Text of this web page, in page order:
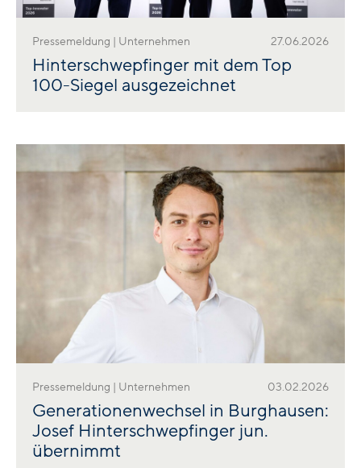
Pressemeldung | Unternehmen 27.06.2026
Hinterschwepfinger mit dem Top
100-Siegel ausgezeichnet
Pressemeldung | Unternehmen 03.02.2026
Generationenwechsel in Burghausen:
Josef Hinterschwepfinger jun.
übernimmt